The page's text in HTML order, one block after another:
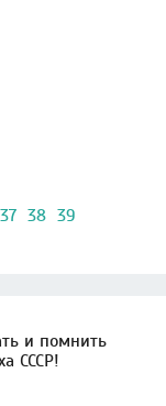
37 38 39
и помнить
СССР!